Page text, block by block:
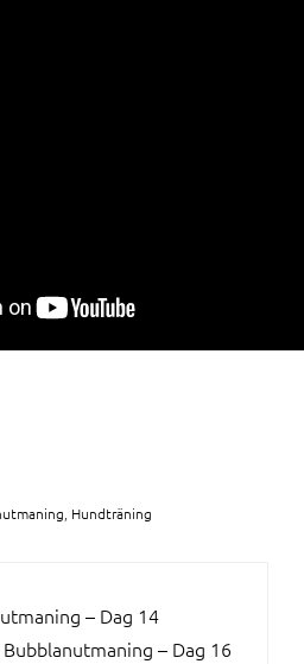
Hundträning
– Dag 14
– Dag 16